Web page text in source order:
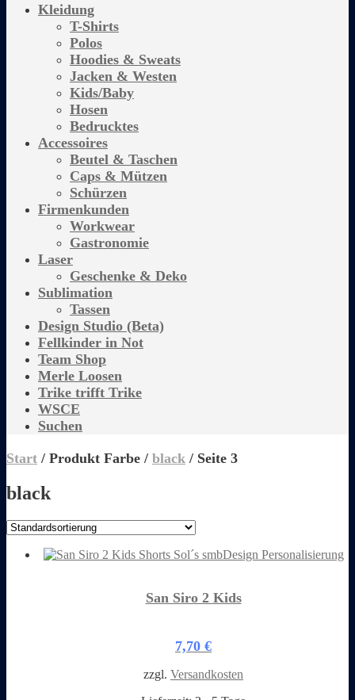
Kleidung
T-Shirts
Polos
Hoodies & Sweats
Jacken & Westen
Kids/Baby
Hosen
Bedrucktes
Accessoires
Beutel & Taschen
Caps & Mützen
Schürzen
Firmenkunden
Workwear
Gastronomie
Laser
Geschenke & Deko
Sublimation
Tassen
Design Studio (Beta)
Fellkinder in Not
Team Shop
Merle Loosen
Trike trifft Trike
WSCE
Suchen
Start / Produkt Farbe / black / Seite 3
black
San Siro 2 Kids
7,70 €
zzgl. Versandkosten